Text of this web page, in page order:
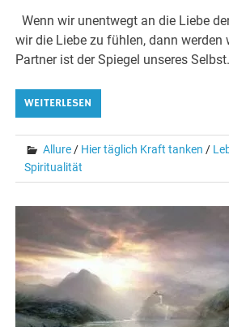
Wenn wir unentwegt an die Liebe
wir die Liebe zu fühlen, dann werden
Partner ist der Spiegel unseres
WEITERLESEN
Allure / Hier täglich Kraft tanken /
Spiritualität